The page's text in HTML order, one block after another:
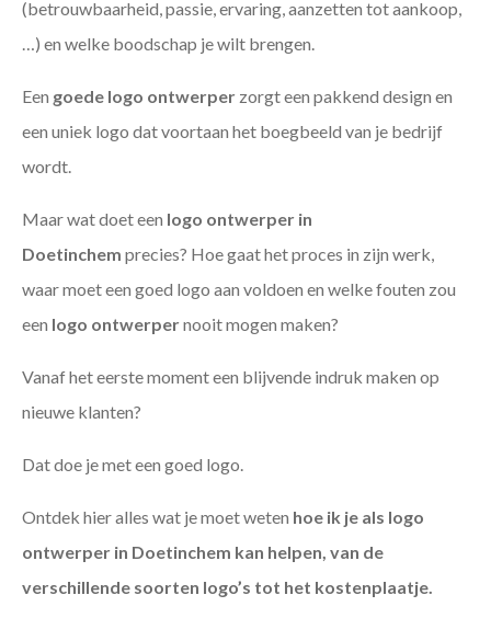
(betrouwbaarheid, passie, ervaring, aanzetten tot aankoop,
…) en welke boodschap je wilt brengen.
Een goede logo ontwerper zorgt een pakkend design en
een uniek logo dat voortaan het boegbeeld van je bedrijf
wordt.
Maar wat doet een logo ontwerper in
Doetinchem precies? Hoe gaat het proces in zijn werk,
waar moet een goed logo aan voldoen en welke fouten zou
een logo ontwerpernooit mogen maken?
Vanaf het eerste moment een blijvende indruk maken op
nieuwe klanten?
Dat doe je met een goed logo.
Ontdek hier alles wat je moet weten hoe ik je als logo
ontwerper in Doetinchem kan helpen, van de
verschillende soorten logo’s tot het kostenplaatje.